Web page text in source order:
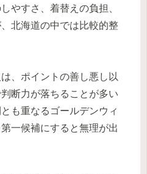
やすさ、着替えの負担、
北海道の中では比較的整
、ポイントの善し悪し以
断力が落ちることが多い
も重なるゴールデンウィ
一候補にすると無理が出